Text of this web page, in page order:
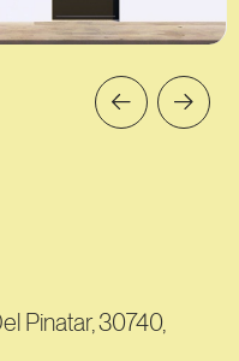
Pinatar, 30740,